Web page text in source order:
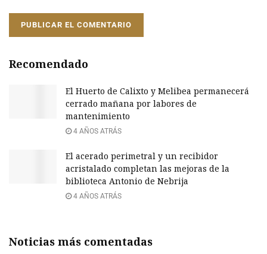
Recomendado
El Huerto de Calixto y Melibea permanecerá
cerrado mañana por labores de
mantenimiento
4 AÑOS ATRÁS
El acerado perimetral y un recibidor
acristalado completan las mejoras de la
biblioteca Antonio de Nebrija
4 AÑOS ATRÁS
Noticias más comentadas